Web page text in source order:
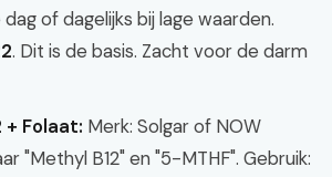
of dagelijks bij lage waarden.
. Dit is de basis. Zacht voor de darm
+ Folaat: Merk: Solgar of NOW
"Methyl B12" en "5-MTHF". Gebruik: